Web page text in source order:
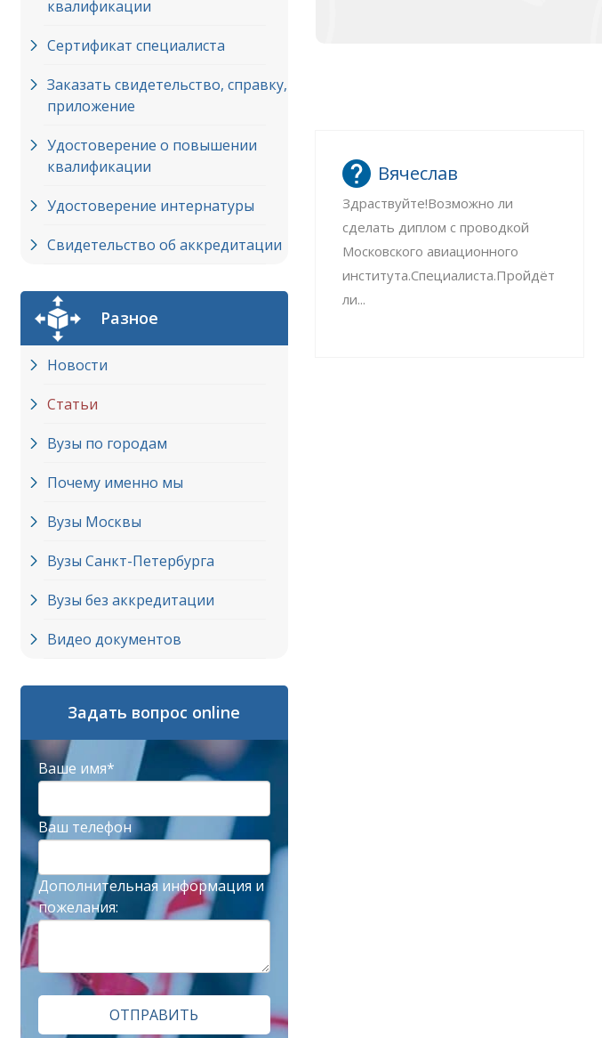
квалификации
Сертификат специалиста
Заказать свидетельство, справку,
приложение
Удостоверение о повышении
квалификации
Удостоверение интернатуры
Свидетельство об аккредитации
Разное
Новости
Статьи
Вузы по городам
Почему именно мы
Вузы Москвы
Вузы Cанкт-Петербурга
Вузы без аккредитации
Видео документов
Задать вопрос online
Ваше имя*
Ваш телефон
Дополнительная информация и
пожелания:
ОТПРАВИТЬ
Вячеслав
Здраствуйте!Возможно ли
сделать диплом с проводкой
Московского авиационного
института.Специалиста.Пройдёт
ли...